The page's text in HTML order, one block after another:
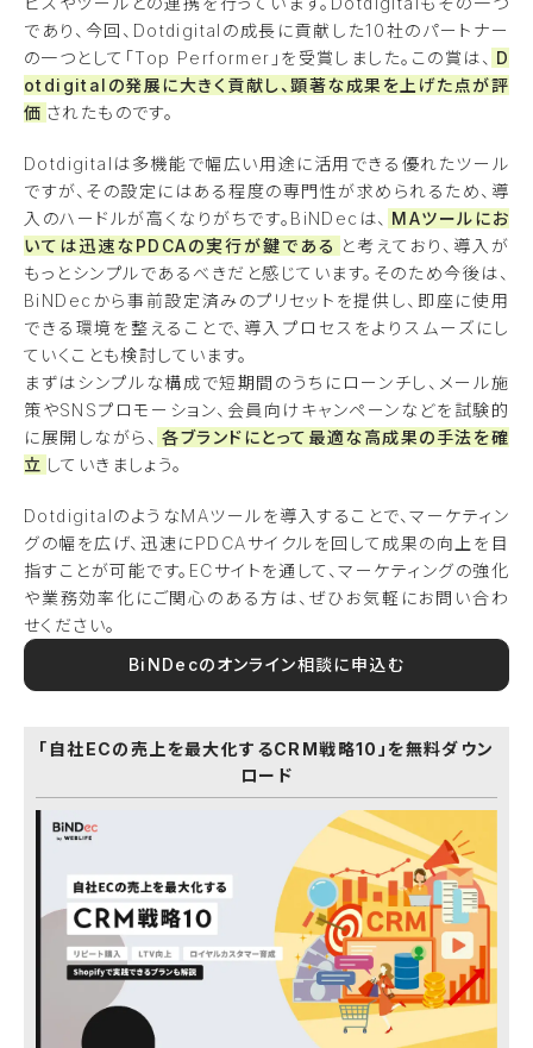
であり、今回、Dotdigitalの成長に貢献した10社のパートナー
の一つとして「Top Performer」を受賞しました。この賞は、 D
otdigitalの発展に大きく貢献し、顕著な成果を上げた点が評
価 されたものです。
Dotdigitalは多機能で幅広い用途に活用できる優れたツール
ですが、その設定にはある程度の専門性が求められるため、導
入のハードルが高くなりがちです。BiNDecは、 MAツールにお
いては迅速なPDCAの実行が鍵である と考えており、導入が
もっとシンプルであるべきだと感じています。そのため今後は、
BiNDecから事前設定済みのプリセットを提供し、即座に使用
できる環境を整えることで、導入プロセスをよりスムーズにし
ていくことも検討しています。
まずはシンプルな構成で短期間のうちにローンチし、メール施
策やSNSプロモーション、会員向けキャンペーンなどを試験的
に展開しながら、 各ブランドにとって最適な高成果の手法を確
立 していきましょう。
DotdigitalのようなMAツールを導入することで、マーケティン
グの幅を広げ、迅速にPDCAサイクルを回して成果の向上を目
指すことが可能です。ECサイトを通して、マーケティングの強化
や業務効率化にご関心のある方は、ぜひお気軽にお問い合わ
せください。
BiNDecのオンライン相談に申込む
「自社ECの売上を最大化するCRM戦略10」を無料ダウン
ロード